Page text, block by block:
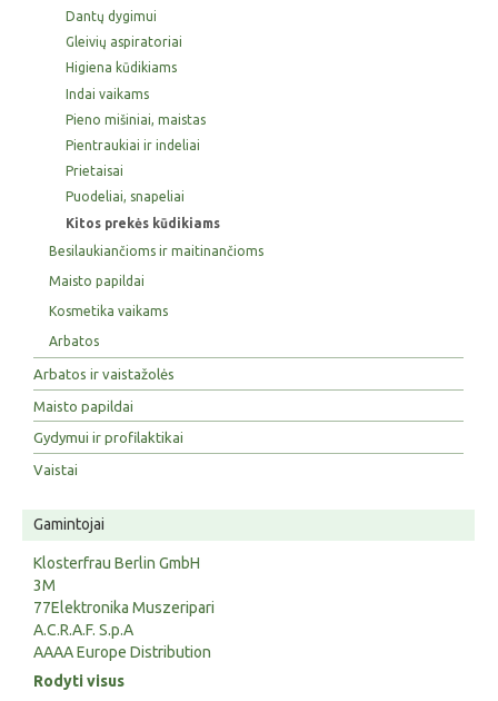
Dantų dygimui
Gleivių aspiratoriai
Higiena kūdikiams
Indai vaikams
Pieno mišiniai, maistas
Pientraukiai ir indeliai
Prietaisai
Puodeliai, snapeliai
Kitos prekės kūdikiams
Besilaukiančioms ir maitinančioms
Maisto papildai
Kosmetika vaikams
Arbatos
Arbatos ir vaistažolės
Maisto papildai
Gydymui ir profilaktikai
Vaistai
Gamintojai
Klosterfrau Berlin GmbH
3M
77Elektronika Muszeripari
A.C.R.A.F. S.p.A
AAAA Europe Distribution
Rodyti visus